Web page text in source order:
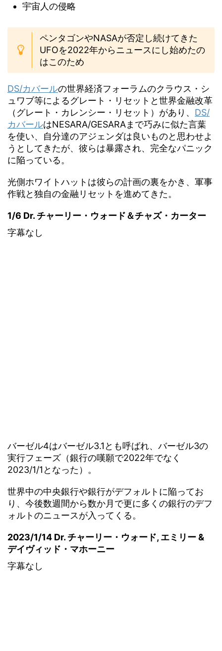
宇宙人の侵略
ペンタゴンやNASAが否定し続けてきた
UFOを2022年からニュースにし始めたの
はこのため
DS/カバールの世界経済フォーラムのクラウス・シ
ュワブ等によるグレート・リセットと世界金融改革
（グレート・カレンシー・リセット）があり、 DS/
カバールはNESARA/GESARAまで巧みに似た言葉
を使い、自分達のアジェンダは良いものと思わせよ
うとしてきたが、彼らは暴露され、完全なパニック
に陥っている。
光側ホワイトハットは彼らの計画の裏をかき、軍事
作戦と独自の金融リセットを進めてきた。
1/6 Dr. チャーリー・ウォード＆チャズ・カーター
字幕なし
バーゼル4はバーゼル3.1とも呼ばれ、バーゼル3の
実行フェーズ（銀行の嘆願で2022年でなく
2023/1/1となった）。
世界中の中央銀行や銀行がデフォルトに陥ってお
り、今後数週間から数か月で更に多くの銀行のデフ
ォルトのニュースが入ってくる。
2023/1/14 Dr. チャーリー・ウォード, エミリー &
デイヴィッド・マホーニー
字幕なし